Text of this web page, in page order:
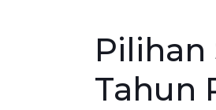
Pilihan
Tahun